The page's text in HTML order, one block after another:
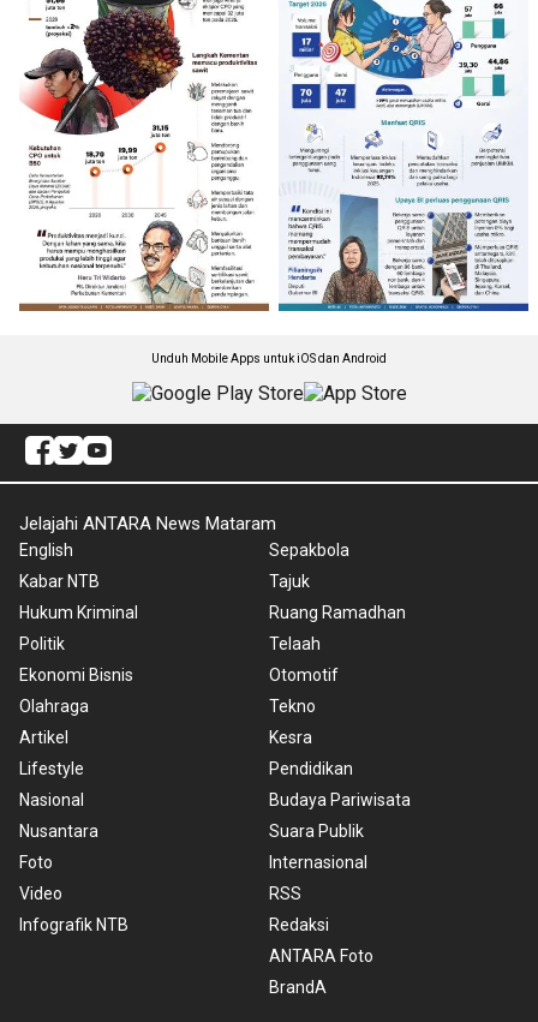
Unduh Mobile Apps untuk iOS dan Android
Jelajahi ANTARA News Mataram
English
Kabar NTB
Hukum Kriminal
Politik
Ekonomi Bisnis
Olahraga
Artikel
Lifestyle
Nasional
Nusantara
Foto
Video
Infografik NTB
Sepakbola
Tajuk
Ruang Ramadhan
Telaah
Otomotif
Tekno
Kesra
Pendidikan
Budaya Pariwisata
Suara Publik
Internasional
RSS
Redaksi
ANTARA Foto
BrandA